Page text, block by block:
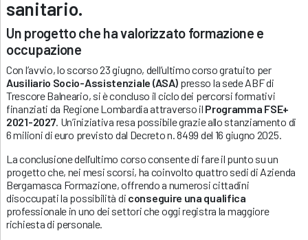
sanitario.
Un progetto che ha valorizzato formazione e
occupazione
Con l’avvio, lo scorso 23 giugno, dell’ultimo corso gratuito per
Ausiliario Socio-Assistenziale (ASA) presso la sede ABF di
Trescore Balneario, si è concluso il ciclo dei percorsi formativi
finanziati da Regione Lombardia attraverso il Programma FSE+
2021-2027 . Un’iniziativa resa possibile grazie allo stanziamento di
6 milioni di euro previsto dal Decreto n. 8499 del 16 giugno 2025.
La conclusione dell’ultimo corso consente di fare il punto su un
progetto che, nei mesi scorsi, ha coinvolto quattro sedi di Azienda
Bergamasca Formazione, offrendo a numerosi cittadini
disoccupati la possibilità di conseguire una qualifica
professionale in uno dei settori che oggi registra la maggiore
richiesta di personale.